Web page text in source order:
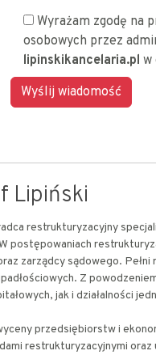
Wyrażam zgodę na
osobowych przez
lipinskikancelaria.pl w
Lipiński
restrukturyzacyjny
postępowaniach
zarządcy sądowego.
Z
jak i działalności
przedsiębiorstw i
restrukturyzacyjnymi